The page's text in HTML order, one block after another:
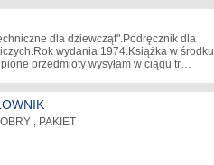
dla dziewcząt".Podręcznik dla
wydania 1974.Książka w środku
przedmioty wysyłam w ciągu tr…
, PAKIET